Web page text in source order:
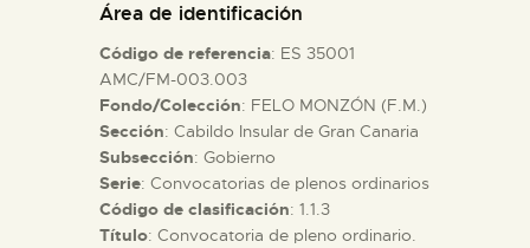
ACTIVIDADES
█
EL MUSEO
Área de identificación
Código de referencia: ES 35001
AMC/FM-003.003
Fondo/Colección: FELO MONZÓN (F.M.)
Sección: Cabildo Insular de Gran Canaria
Subsección: Gobierno
Serie: Convocatorias de plenos ordinarios
Código de clasificación: 1.1.3
Título: Convocatoria de pleno ordinario.